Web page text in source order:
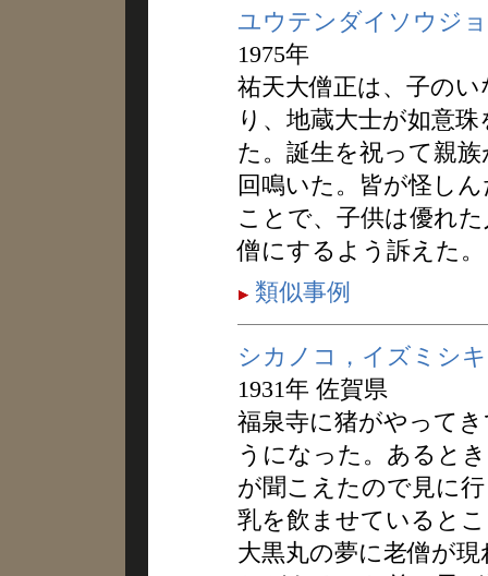
ユウテンダイソウジ
1975年
祐天大僧正は、子の
り、地蔵大士が如意
た。誕生を祝って親
回鳴いた。皆が怪し
ことで、子供は優れ
僧にするよう訴えた。
類似事例
シカノコ，イズミシ
1931年 佐賀県
福泉寺に猪がやって
うになった。あると
が聞こえたので見に
乳を飲ませていると
大黒丸の夢に老僧が